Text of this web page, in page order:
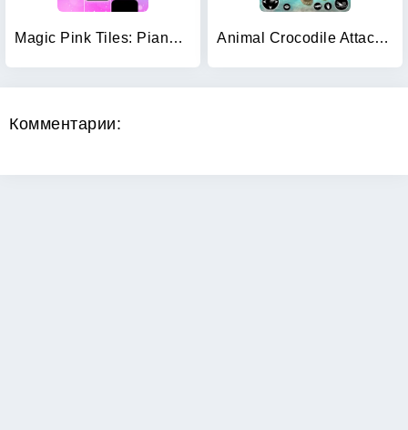
Magic Pink Tiles: Piano Game Animal Crocodile Attack Sim
Комментарии: